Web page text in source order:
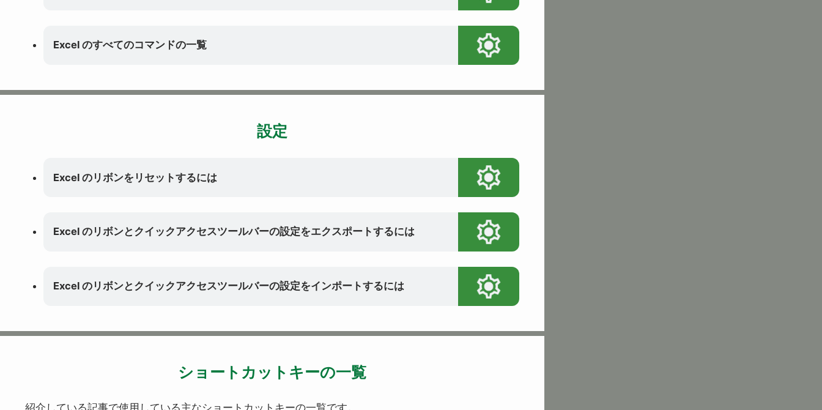
Excel のすべてのコマンドの一覧
設定
Excel のリボンをリセットするには
Excel のリボンとクイックアクセスツールバーの設定をエクスポートするには
Excel のリボンとクイックアクセスツールバーの設定をインポートするには
ショートカットキーの一覧
紹介している記事で使用している主なショートカットキーの一覧です。